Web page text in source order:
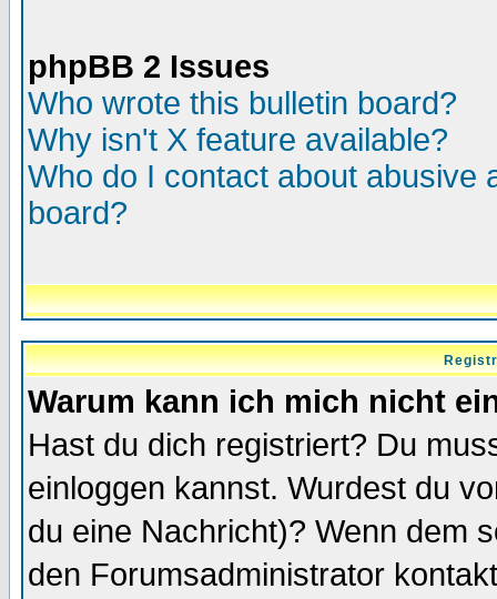
phpBB 2 Issues
Who wrote this bulletin board?
Why isn't X feature available?
Who do I contact about abusive
board?
Warum kann ich mich nicht
Hast du dich registriert? Du
einloggen kannst. Wurdest du
du eine Nachricht)? Wenn dem
den Forumsadministrator